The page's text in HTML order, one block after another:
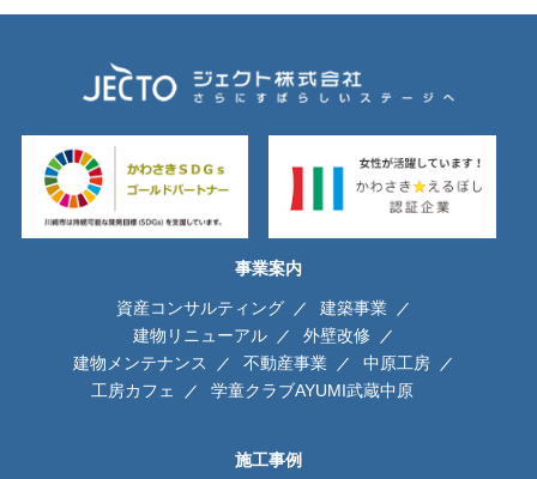
事業案内
資産コンサルティング
建築事業
建物リニューアル
外壁改修
建物メンテナンス
不動産事業
中原工房
工房カフェ
学童クラブAYUMI武蔵中原
施工事例